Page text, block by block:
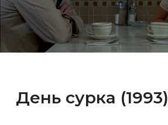
День сурка (1993)